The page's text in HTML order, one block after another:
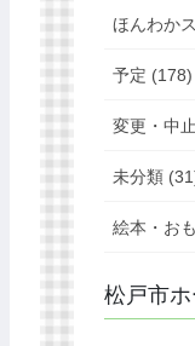
ほんわか
予定 (178)
変更・中
未分類
絵本・お
松戸市